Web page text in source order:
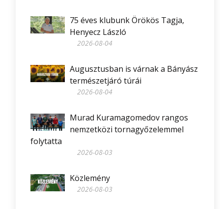
75 éves klubunk Örökös Tagja,
Henyecz László
2026-08-04
Augusztusban is várnak a Bányász
természetjáró túrái
2026-08-04
Murad Kuramagomedov rangos
nemzetközi tornagyőzelemmel
folytatta
2026-08-03
Közlemény
2026-08-03